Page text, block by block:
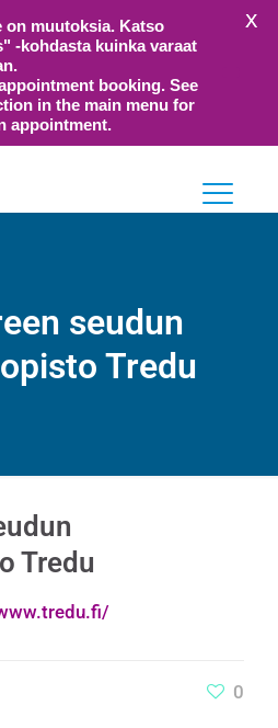
seudun
Tredu
Tredu
0
on muutoksia. Katso
-kohdasta kuinka varaat
booking. See
in the main menu for
appointment.
X